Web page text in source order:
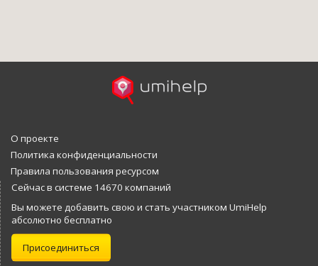
О проекте
Политика конфиденциальности
Правила пользования ресурсом
Сейчас в системе 14670 компаний
Вы можете добавить свою и стать участником UmiHelp
абсолютно бесплатно
Присоединиться